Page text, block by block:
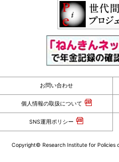
お問い合わせ
個人情報の取扱について
SNS運用ポリシー
Copyright© Research Institute for Policies